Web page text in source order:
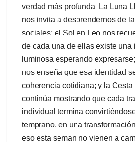
verdad más profunda. La Luna
nos invita a desprendernos de
sociales; el Sol en Leo nos
de cada una de ellas existe una
luminosa esperando
nos enseña que esa identidad
coherencia cotidiana; y la Cesta
continúa mostrando que cada
individual termina
temprano, en una
eso esta seman no vienen a